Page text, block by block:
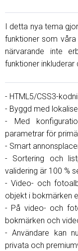
I detta nya tema
funktioner som
närvarande inte
funktioner
- HTML5/CSS3-
- Byggd med
- Med
parametrar för
- Smart
- Sortering och
validering är 100 %
- Video- och
objekt i bokmärken
- På video- och
bokmärken och
- Användare kan
privata och